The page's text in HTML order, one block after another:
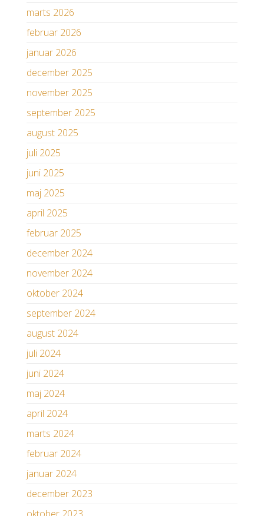
marts 2026
februar 2026
januar 2026
december 2025
november 2025
september 2025
august 2025
juli 2025
juni 2025
maj 2025
april 2025
februar 2025
december 2024
november 2024
oktober 2024
september 2024
august 2024
juli 2024
juni 2024
maj 2024
april 2024
marts 2024
februar 2024
januar 2024
december 2023